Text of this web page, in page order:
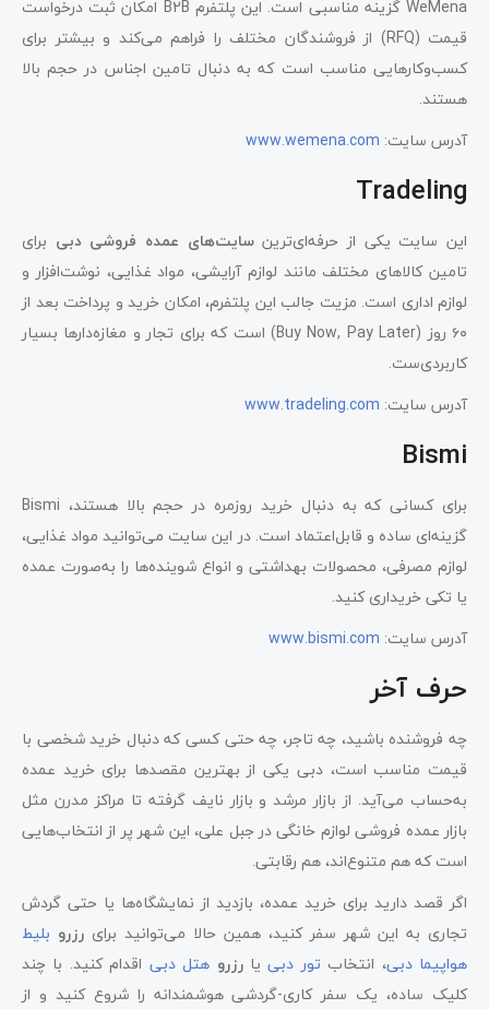
WeMena گزینه مناسبی است. این پلتفرم B2B امکان ثبت درخواست
قیمت (RFQ) از فروشندگان مختلف را فراهم می‌کند و بیشتر برای
کسب‌وکارهایی مناسب است که به دنبال تامین اجناس در حجم بالا
هستند.
آدرس سایت: www.wemena.com
Tradeling
این سایت یکی از حرفه‌ای‌ترینسایت‌های عمده فروشی دبی برای
تامین کالاهای مختلف مانند لوازم آرایشی، مواد غذایی، نوشت‌افزار و
لوازم اداری است. مزیت جالب این پلتفرم، امکان خرید و پرداخت بعد از
۶۰ روز (Buy Now, Pay Later) است که برای تجار و مغازه‌دارها بسیار
کاربردی‌ست.
آدرس سایت:
www.tradeling.com
Bismi
برای کسانی که به دنبال خرید روزمره در حجم بالا هستند، Bismi
گزینه‌ای ساده و قابل‌اعتماد است. در این سایت می‌توانید مواد غذایی،
لوازم مصرفی، محصولات بهداشتی و انواع شوینده‌ها را به‌صورت عمده
یا تکی خریداری کنید.
آدرس سایت: www.bismi.com
حرف آخر
چه فروشنده باشید، چه تاجر، چه حتی کسی که دنبال خرید شخصی با
قیمت مناسب است، دبی یکی از بهترین مقصدها برای خرید عمده
به‌حساب می‌آید. از بازار مرشد و بازار نایف گرفته تا مراکز مدرن مثل
بازار عمده فروشی لوازم خانگی در جبل علی، این شهر پر از انتخاب‌هایی
است که هم متنوع‌اند، هم رقابتی.
اگر قصد دارید برای خرید عمده، بازدید از نمایشگاه‌ها یا حتی گردش
تجاری به این شهر سفر کنید، همین حالا می‌توانید برای رزرو بلیط
هواپیما دبی، انتخاب تور دبییارزرو هتل دبی اقدام کنید. با چند
کلیک ساده، یک سفر کاری-گردشی هوشمندانه را شروع کنید و از